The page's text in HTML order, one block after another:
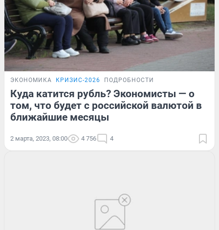
ЭКОНОМИКА КРИЗИС-2026 ПОДРОБНОСТИ
Куда катится рубль? Экономисты — о
том, что будет с российской валютой в
ближайшие месяцы
2 марта, 2023, 08:00 4 756 4